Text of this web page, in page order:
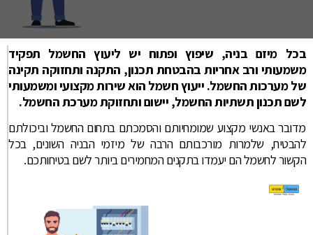
בכל מיזם בניה, שיפוץ ופתוח יש ליעוץ החשמל תפקיד
משמעותי ורב אחריות בהבטחת תכנון, התקנה ותחזוקה תקינה
של מערכות החשמל. ייעוץ חשמל הוא שירות מקצועי ומשמעותי
לשם תכנון תשתיות החשמל, יישום ותחזוקת מערכת החשמל.
מדובר באנשי מקצוע שמומחיותם והסמכתם בתחום החשמל וביכולתם
להבטיח, שלמרות מורכבותם הרבה של מיזמי הבניה השונים, בכל
הקשור לחשמל הם יעמדו בתקנים המחמירים ביותר לשם בטיחותכם.